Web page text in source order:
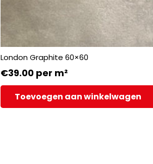
London Graphite 60×60
€39.00per m²
Toevoegen aan winkelwagen